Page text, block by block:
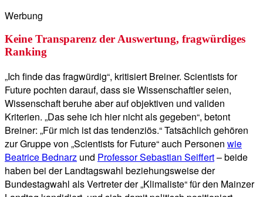
Werbung
Keine Transparenz der Auswertung, fragwürdiges
Ranking
„Ich finde das fragwürdig“, kritisiert Breiner. Scientists for
Future pochten darauf, dass sie Wissenschaftler seien,
Wissenschaft beruhe aber auf objektiven und validen
Kriterien. „Das sehe ich hier nicht als gegeben“, betont
Breiner: „Für mich ist das tendenziös.“ Tatsächlich gehören
zur Gruppe von „Scientists for Future“ auch Personen wie
Beatrice Bednarz und Professor Sebastian Seiffert– beide
haben bei der Landtagswahl beziehungsweise der
Bundestagwahl als Vertreter der „Klimaliste“ für den Mainzer